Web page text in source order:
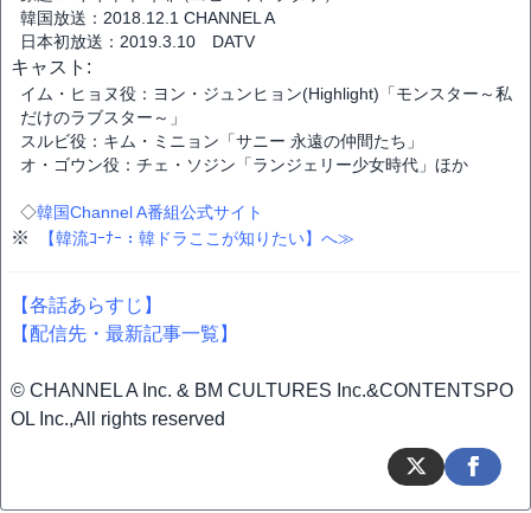
韓国放送：2018.12.1 CHANNEL A
日本初放送：2019.3.10 DATV
キャスト:
イム・ヒョヌ役：ヨン・ジュンヒョン(Highlight)「モンスター～私
だけのラブスター～」
スルビ役：キム・ミニョン「サニー 永遠の仲間たち」
オ・ゴウン役：チェ・ソジン「ランジェリー少女時代」ほか
◇韓国Channel A番組公式サイト
※ 【韓流ｺｰﾅｰ：韓ドラここが知りたい】へ≫
【各話あらすじ】
【配信先・最新記事一覧】
© CHANNEL A Inc. & BM CULTURES Inc.&CONTENTSPO
OL Inc.,All rights reserved